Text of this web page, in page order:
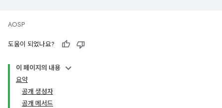
AOSP
도움이 되었나요?
이 페이지의 내용
요약
공개 생성자
공개 메서드